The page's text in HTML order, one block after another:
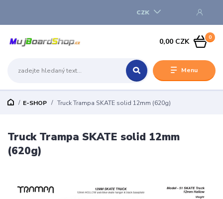
Menu
CZK
0
0,00 CZK
E-SHOP Truck Trampa SKATE solid 12mm (620g)
Truck Trampa SKATE solid 12mm
(620g)